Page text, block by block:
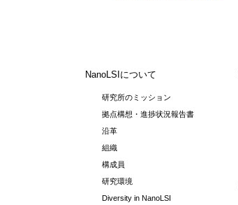
NanoLSIについて
研究所のミッション
拠点構想・進捗状況報告書
沿革
組織
構成員
研究環境
Diversity in NanoLSI